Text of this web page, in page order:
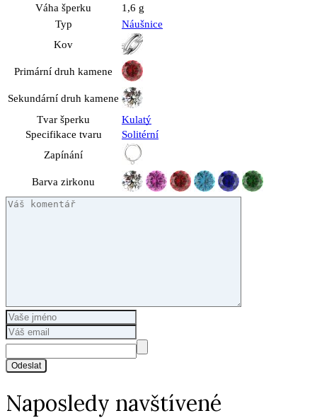
Váha šperku
1,6 g
Typ
Náušnice
Kov
Primární druh kamene
Sekundární druh kamene
Tvar šperku
Kulatý
Specifikace tvaru
Solitérní
Zapínání
Barva zirkonu
Odeslat
Naposledy navštívené